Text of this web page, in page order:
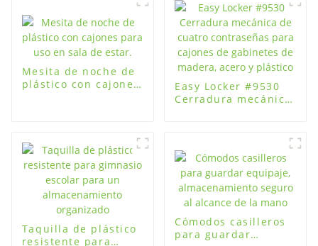
Mesita de noche de
plástico con cajones
Easy Locker #9530
Cerradura mecánica
gabinetes de
madera, acero y
plástico
Taquilla de plástico
resistente para
Cómodos casilleros
para guardar